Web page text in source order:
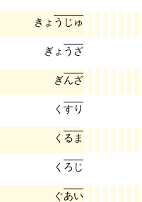
き ょ う じ ゅ
ぎ ょ う ざ
ぎんざ
く す り
く る ま
く ろ じ
ぐあい